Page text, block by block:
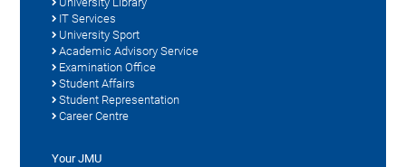
IT Services
University Sport
Academic Advisory Service
Examination Office
Student Affairs
Student Representation
Career Centre
Your JMU